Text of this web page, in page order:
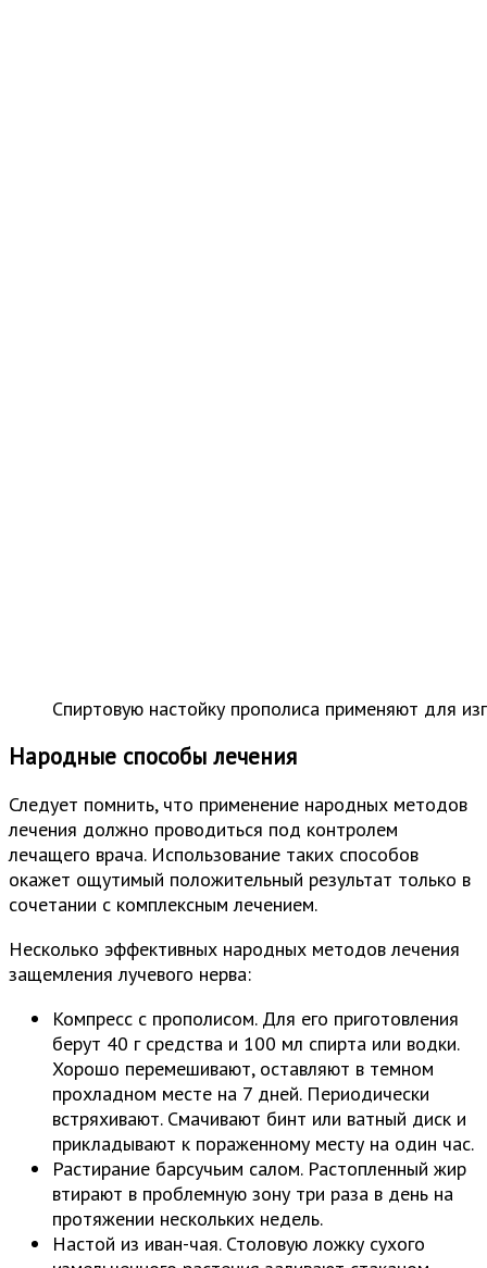
Спиртовую настойку прополиса применяют для
Народные способы лечения
Следует помнить, что применение народных методов
лечения должно проводиться под контролем
лечащего врача. Использование таких способов
окажет ощутимый положительный результат только в
сочетании с комплексным лечением.
Несколько эффективных народных методов лечения
защемления лучевого нерва:
Компресс с прополисом. Для его приготовления
берут 40 г средства и 100 мл спирта или водки.
Хорошо перемешивают, оставляют в темном
прохладном месте на 7 дней. Периодически
встряхивают. Смачивают бинт или ватный диск и
прикладывают к пораженному месту на один час.
Растирание барсучьим салом. Растопленный жир
втирают в проблемную зону три раза в день на
протяжении нескольких недель.
Настой из иван-чая. Столовую ложку сухого